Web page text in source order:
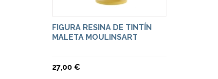
FIGURA RESINA DE TINTÍN
MALETA MOULINSART
27,00 €